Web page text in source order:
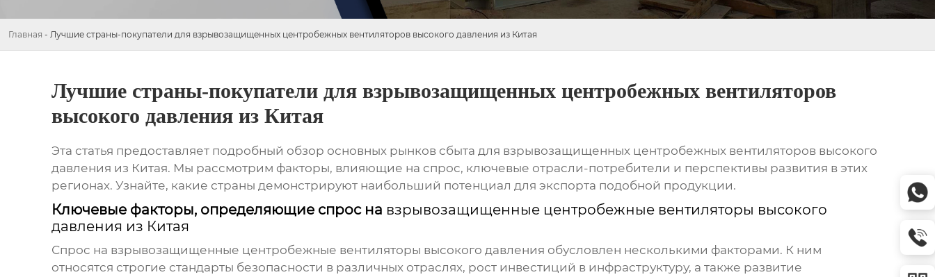
Главная - Лучшие страны-покупатели для взрывозащищенных центробежных вентиляторов высокого давления из Китая
Лучшие страны-покупатели для взрывозащищенных центробежных вентиляторов
высокого давления из Китая
Эта статья предоставляет подробный обзор основных рынков сбыта для взрывозащищенных центробежных вентиляторов высокого
давления из Китая. Мы рассмотрим факторы, влияющие на спрос, ключевые отрасли-потребители и перспективы развития в этих
регионах. Узнайте, какие страны демонстрируют наибольший потенциал для экспорта подобной продукции.
Ключевые факторы, определяющие спрос на взрывозащищенные центробежные вентиляторы высокого
давления из Китая
Спрос на взрывозащищенные центробежные вентиляторы высокого давления обусловлен несколькими факторами. К ним
относятся строгие стандарты безопасности в различных отраслях, рост инвестиций в инфраструктуру, а также развитие